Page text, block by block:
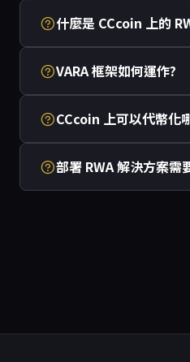
什麼是 CCcoin 上的
VARA 框架如何運作?
CCcoin 上可以代幣化
部署 RWA 解決方案需